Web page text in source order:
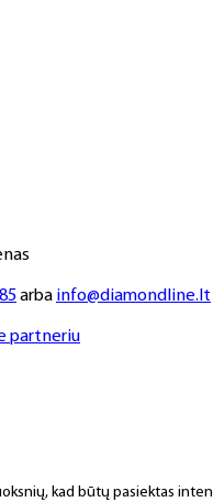
arba info@diamondline.lt
partneriu
kad būtų pasiektas